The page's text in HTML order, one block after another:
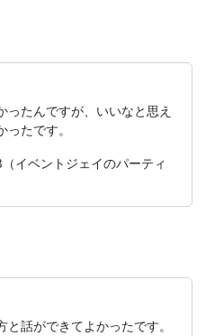
ったんですが、いいなと思え
たです。
イベントジェイのパーティ
話ができてよかったです。